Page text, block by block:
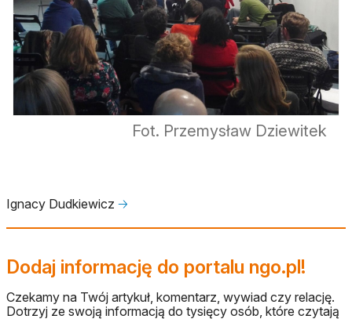
Fot. Przemysław Dziewitek
Ignacy Dudkiewicz 🡢
Dodaj informację do portalu ngo.pl!
Czekamy na Twój artykuł, komentarz, wywiad czy relację.
Dotrzyj ze swoją informacją do tysięcy osób, które czytają